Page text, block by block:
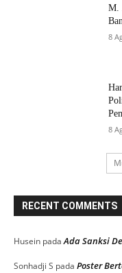
M.
8
8
RECENT COMMENTS
Husein padaAda Sanksi
Sonhadji S pada Poster